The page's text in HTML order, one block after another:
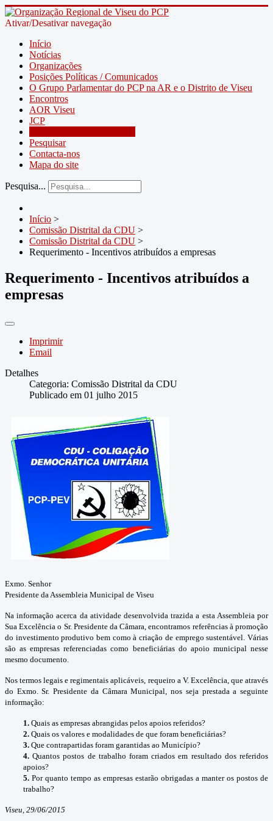
Ativar/Desativar navegação
Início
Notícias
Organizações
Posições Políticas / Comunicados
O Grupo Parlamentar do PCP na AR e o Distrito de Viseu
Encontros
AOR Viseu
JCP
Pesquisar
Contacta-nos
Mapa do site
Pesquisa...
Início >
Comissão Distrital da CDU >
Comissão Distrital da CDU >
Requerimento - Incentivos atribuídos a empresas
Requerimento - Incentivos atribuídos a
empresas
Imprimir
Email
Detalhes
Categoria: Comissão Distrital da CDU
Publicado em 01 julho 2015
Exmo. Senhor
Presidente da Assembleia Municipal de Viseu
Na informação acerca da atividade desenvolvida trazida a esta Assembleia por
Sua Excelência o Sr. Presidente da Câmara, encontramos referências à promoção
do investimento produtivo bem como à criação de emprego sustentável. Várias
são as empresas referenciadas como beneficiárias do apoio municipal nesse
mesmo documento.
Nos termos legais e regimentais aplicáveis, requeiro a V. Excelência, que através
do Exmo. Sr. Presidente da Câmara Municipal, nos seja prestada a seguinte
informação:
1. Quais as empresas abrangidas pelos apoios referidos?
2. Quais os valores e modalidades de que foram beneficiárias?
3. Que contrapartidas foram garantidas ao Município?
4. Quantos postos de trabalho foram criados em resultado dos referidos
apoios?
5. Por quanto tempo as empresas estarão obrigadas a manter os postos de
trabalho?
Viseu, 29/06/2015